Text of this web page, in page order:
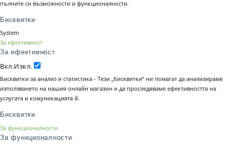
пълните си възможности и функционалности.
Бисквитки
System
За ефективност
За ефективност
Вкл.Изкл.
Бисквитки за анализ и статистика - Тези „бисквитки“ ни помагат да анализираме
използването на нашия онлайн магазин и да проследяваме ефективността на
услугата и комуникацията й.
Бисквитки
За функционалности
За функционалности